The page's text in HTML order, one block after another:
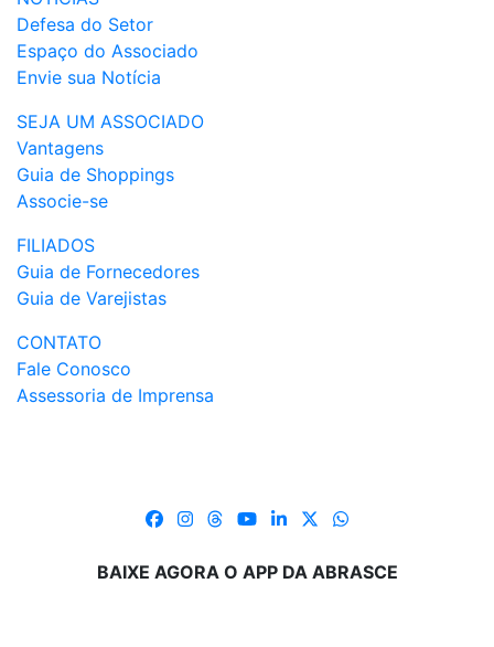
Defesa do Setor
Espaço do Associado
Envie sua Notícia
SEJA UM ASSOCIADO
Vantagens
Guia de Shoppings
Associe-se
FILIADOS
Guia de Fornecedores
Guia de Varejistas
CONTATO
Fale Conosco
Assessoria de Imprensa
BAIXE AGORA O APP DA ABRASCE